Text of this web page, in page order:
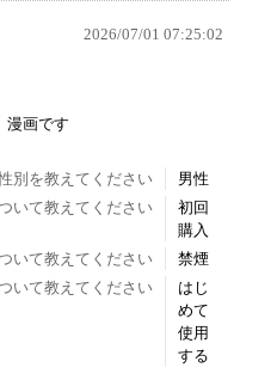
2026/07/01 07:25:02
漫画です
別を教えてください
男性
いて教えてください
初回
購入
いて教えてください
禁煙
いて教えてください
はじ
めて
使用
する